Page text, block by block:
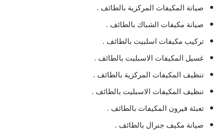
صيانة المكيفات المركزية بالطائف .
صيانة مكيفات الشباك بالطائف .
تركيب مكيفات اسلبيت بالطائف .
غسيل المكيفات الاسبليت بالطائف .
تنظيف المكيفات المركزية بالطائف .
تنظيف المكيفات الاسبليت بالطائف .
تعبئة فيرون المكيفات بالطائف .
صيانة مكيف جنرال بالطائف .